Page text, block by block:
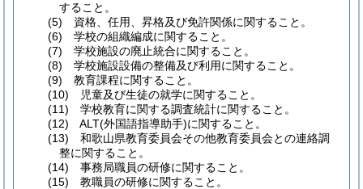
すること。
(5) 資格、任用、昇格及び免許関係に関すること。
(6) 学校の組織編成に関すること。
(7) 学校施設の廃止統合に関すること。
(8) 学校施設設備の整備及び利用に関すること。
(9) 教育課程に関すること。
(10) 児童及び生徒の就学に関すること。
(11) 学校教育に関する調査統計に関すること。
(12) ALT(外国語指導助手)に関すること。
(13) 和歌山県教育委員会その他教育委員会との連絡調
整に関すること。
(14) 事務局職員の研修に関すること。
(15) 教職員の研修に関すること。